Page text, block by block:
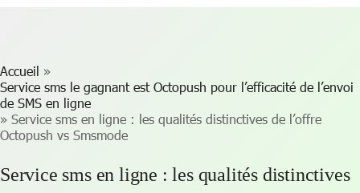
Accueil »
Service sms le gagnant est Octopush pour l’efficacité de l’envoi
de SMS en ligne
» Service sms en ligne : les qualités distinctives de l’offre
Octopush vs Smsmode
Service sms en ligne : les qualités distinctives